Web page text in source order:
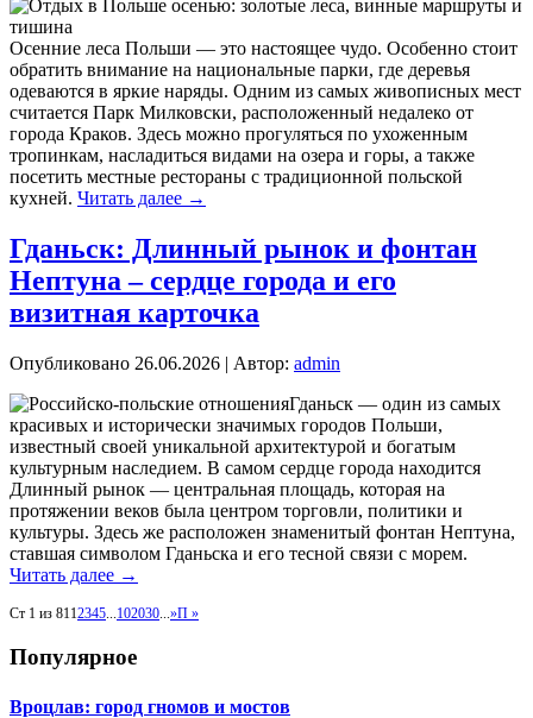
Осенние леса Польши — это настоящее чудо. Особенно стоит
обратить внимание на национальные парки, где деревья
одеваются в яркие наряды. Одним из самых живописных мест
считается Парк Милковски, расположенный недалеко от
города Краков. Здесь можно прогуляться по ухоженным
тропинкам, насладиться видами на озера и горы, а также
посетить местные рестораны с традиционной польской
кухней. Читать далее →
Гданьск: Длинный рынок и фонтан
Нептуна – сердце города и его
визитная карточка
Опубликовано 26.06.2026 | Автор: admin
Гданьск — один из самых
красивых и исторически значимых городов Польши,
известный своей уникальной архитектурой и богатым
культурным наследием. В самом сердце города находится
Длинный рынок — центральная площадь, которая на
протяжении веков была центром торговли, политики и
культуры. Здесь же расположен знаменитый фонтан Нептуна,
ставшая символом Гданьска и его тесной связи с морем.
Читать далее →
Ст 1 из 81 12345 102030 »П »
Популярное
Вроцлав: город гномов и мостов